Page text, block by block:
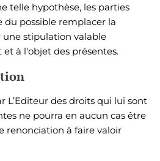
telle hypothèse, les parties
du possible remplacer la
stipulation valable
à l'objet des présentes.
L’Editeur des droits qui lui sont
ne pourra en aucun cas être
renonciation à faire valoir